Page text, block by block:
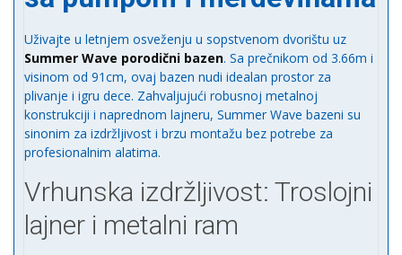
Uživajte u letnjem osveženju u sopstvenom dvorištu uz
Summer Wave porodični bazen. Sa prečnikom od 3.66m i
visinom od 91cm, ovaj bazen nudi idealan prostor za
plivanje i igru dece. Zahvaljujući robusnoj metalnoj
konstrukciji i naprednom lajneru, Summer Wave bazeni su
sinonim za izdržljivost i brzu montažu bez potrebe za
profesionalnim alatima.
Vrhunska izdržljivost: Troslojni
lajner i metalni ram